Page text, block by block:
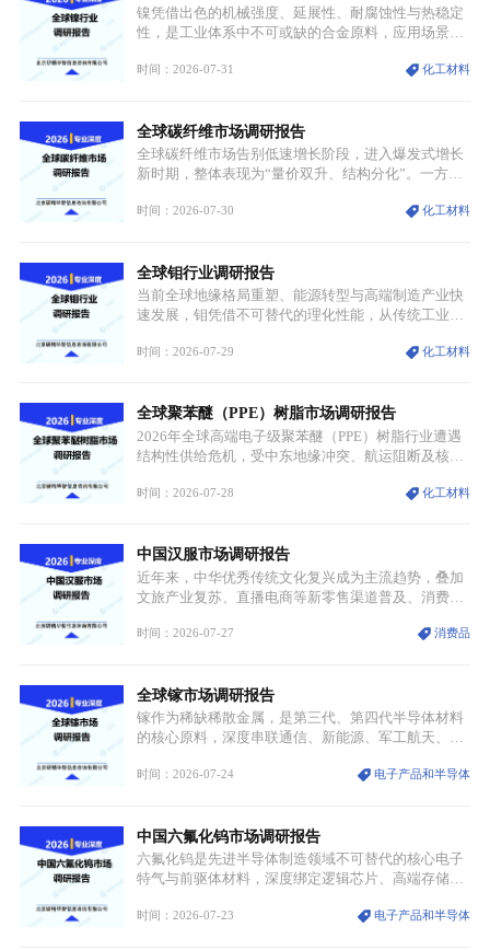
具备强劲的发展活力。
镍凭借出色的机械强度、延展性、耐腐蚀性与热稳定
性，是工业体系中不可或缺的合金原料，应用场景横
用价值难以被替代。依托理化优势，镍被全球主要经
型为新能源核心战略矿产，全球产业形成“印尼掌控
资源与产能、中国主导消费与技术、工艺向低碳湿法
迭代、再生镍加速补位”的全新格局。
时间：2026-07-31 化工材料
全球碳纤维市场调研报告
全球碳纤维市场告别低速增长阶段，进入爆发式增长
新时期，整体表现为“量价双升、结构分化”。一方面
持续扩张；另一方面产品、需求、应用场景呈现明显
体规模扩张，高附加值领域与规模化工业应用形成两
大独立增长体系。
时间：2026-07-30 化工材料
全球钼行业调研报告
当前全球地缘格局重塑、能源转型与高端制造产业快
速发展，钼凭借不可替代的理化性能，从传统工业金
需格局重构、价值体系重估的新阶段。钼是典型难熔
贯穿传统工业、高端制造、军工、新能源等多个核心
产业，成为现代工业体系中不可或缺的基础材料。
时间：2026-07-29 化工材料
全球聚苯醚（PPE）树脂市场调研报告
2026年全球高端电子级聚苯醚（PPE）树脂行业遭遇
结构性供给危机，受中东地缘冲突、航运阻断及核心
停产，行业长期维持寡头垄断的供应链格局彻底瓦
价无市”的供给真空，并沿高频覆铜板、PCB电路板向
AI服务器、5G基站等高端电子终端持续传导，全产业
链生产、成本、交付均承受巨大压力。
时间：2026-07-28 化工材料
中国汉服市场调研报告
近年来，中华优秀传统文化复兴成为主流趋势，叠加
文旅产业复苏、直播电商等新零售渠道普及、消费群
服不再局限于传统节日、古风活动等小众场景，逐步
重要载体。同时，行业标准落地、生产技术升级、原
创设计能力提升，进一步夯实产业发展根基，吸引传
统服饰品牌、文旅企业等跨界入局，市场活力持续释
时间：2026-07-27 消费品
全球镓市场调研报告
镓作为稀缺稀散金属，是第三代、第四代半导体材料
的核心原料，深度串联通信、新能源、军工航天、光
与大国科技博弈的关键战略资源。镓并非传统大宗金
领域渗透”的战略体系，成为全球科技产业运转的刚
需资源。
时间：2026-07-24 电子产品和半导体
中国六氟化钨市场调研报告
六氟化钨是先进半导体制造领域不可替代的核心电子
特气与前驱体材料，深度绑定逻辑芯片、高端存储芯
沉积（CVD）、原子层沉积（ALD）工艺专用前驱体
时间：2026-07-23 电子产品和半导体